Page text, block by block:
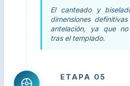
El canteado y
dimensiones
antelación, ya que
tras el templado.
ETAPA 05